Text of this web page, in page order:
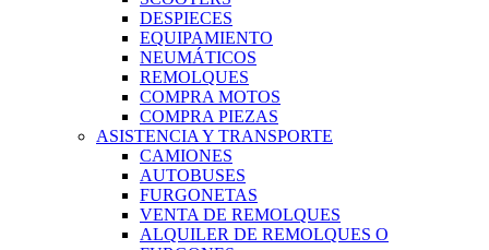
DESPIECES
EQUIPAMIENTO
NEUMÁTICOS
REMOLQUES
COMPRA MOTOS
COMPRA PIEZAS
ASISTENCIA Y TRANSPORTE
CAMIONES
AUTOBUSES
FURGONETAS
VENTA DE REMOLQUES
ALQUILER DE REMOLQUES O